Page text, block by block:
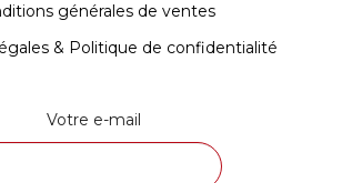
générales de ventes
& Politique de confidentialité
Votre e-mail